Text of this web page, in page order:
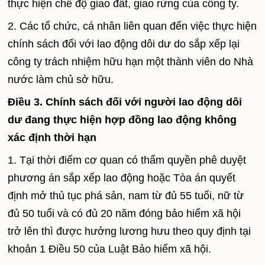
thực hiện chế độ giao đất, giao rừng của công ty.
2. Các tổ chức, cá nhân liên quan đến việc thực hiện
chính sách đối với lao động dôi dư do sắp xếp lại
công ty trách nhiệm hữu hạn một thành viên do Nhà
nước làm chủ sở hữu.
Điều 3. Chính sách đối với người lao động dôi
dư đang thực hiện hợp đồng lao động không
xác định thời hạn
1. Tại thời điểm cơ quan có thẩm quyền phê duyệt
phương án sắp xếp lao động hoặc Tòa án quyết
định mở thủ tục phá sản, nam từ đủ 55 tuổi, nữ từ
đủ 50 tuổi và có đủ 20 năm đóng bảo hiểm xã hội
trở lên thì được hưởng lương hưu theo quy định tại
khoản 1 Điều 50 của Luật Bảo hiểm xã hội.